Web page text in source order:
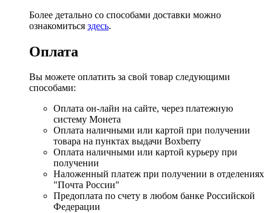
Более детально со способами доставки можно
ознакомиться здесь.
Оплата
Вы можете оплатить за свой товар следующими
способами:
Оплата он-лайн на сайте, через платежную
систему Монета
Оплата наличными или картой при получении
товара на пунктах выдачи Boxberry
Оплата наличными или картой курьеру при
получении
Наложенный платеж при получении в отделениях
"Почта России"
Предоплата по счету в любом банке Российской
Федерации